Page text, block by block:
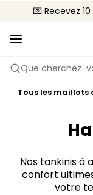
💌 Recevez
🚚
Que cherchez-
Tous les maillots
Nos tankinis à
confort
votre